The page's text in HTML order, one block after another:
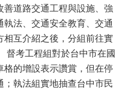
道路交通工程與設施、強
法、交通安全教育、交通
相互介紹之後，分組前往實
考工程組對於台中市在國
格的增設表示讚賞，但在停
執法組實地抽查台中市民